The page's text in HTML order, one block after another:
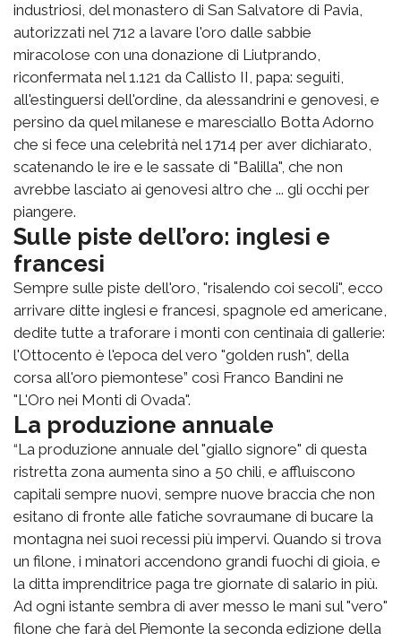
industriosi, del monastero di San Salvatore di Pavia,
autorizzati nel 712 a lavare l'oro dalle sabbie
miracolose con una donazione di Liutprando,
riconfermata nel 1.121 da Callisto II, papa: seguiti,
all'estinguersi dell'ordine, da alessandrini e genovesi, e
persino da quel milanese e maresciallo Botta Adorno
che si fece una celebrità nel 1714 per aver dichiarato,
scatenando le ire e le sassate di "Balilla", che non
avrebbe lasciato ai genovesi altro che ... gli occhi per
piangere.
Sulle piste dell’oro: inglesi e
francesi
Sempre sulle piste dell'oro, "risalendo coi secoli", ecco
arrivare ditte inglesi e francesi, spagnole ed americane,
dedite tutte a traforare i monti con centinaia di gallerie:
l'Ottocento è l'epoca del vero "golden rush", della
corsa all'oro piemontese” così Franco Bandini ne
"L'Oro nei Monti di Ovada".
La produzione annuale
“La produzione annuale del "giallo signore" di questa
ristretta zona aumenta sino a 50 chili, e affluiscono
capitali sempre nuovi, sempre nuove braccia che non
esitano di fronte alle fatiche sovraumane di bucare la
montagna nei suoi recessi più impervi. Quando si trova
un filone, i minatori accendono grandi fuochi di gioia, e
la ditta imprenditrice paga tre giornate di salario in più.
Ad ogni istante sembra di aver messo le mani sul "vero"
filone che farà del Piemonte la seconda edizione della